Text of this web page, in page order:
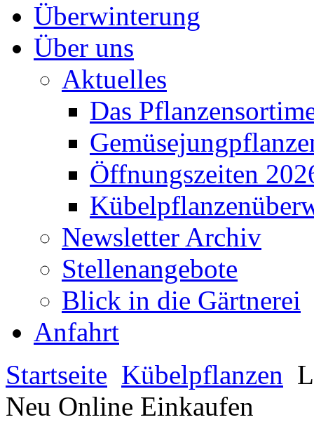
Überwinterung
Über uns
Aktuelles
Das
Öffnungszeiten
Newsletter Archiv
Stellenangebote
Blick in die Gärtnerei
Anfahrt
Startseite Kübelpflanzen
Neu Online Einkaufen